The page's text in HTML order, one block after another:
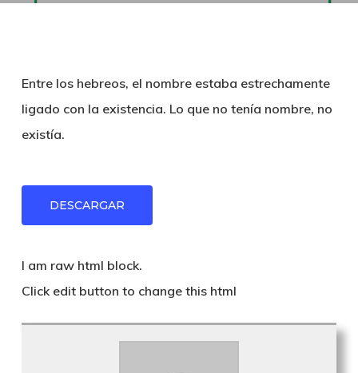
Entre los hebreos, el nombre estaba estrechamente
ligado con la existencia. Lo que no tenía nombre, no
existía.
DESCARGAR
I am raw html block.
Click edit button to change this html